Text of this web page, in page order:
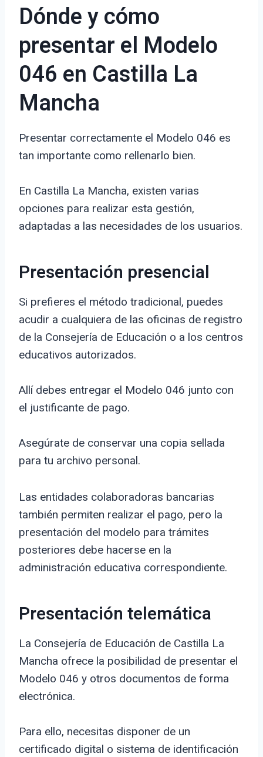
Dónde y cómo
presentar el Modelo
046 en Castilla La
Mancha
Presentar correctamente el Modelo 046 es
tan importante como rellenarlo bien.
En Castilla La Mancha, existen varias
opciones para realizar esta gestión,
adaptadas a las necesidades de los usuarios.
Presentación presencial
Si prefieres el método tradicional, puedes
acudir a cualquiera de las oficinas de registro
de la Consejería de Educación o a los centros
educativos autorizados.
Allí debes entregar el Modelo 046 junto con
el justificante de pago.
Asegúrate de conservar una copia sellada
para tu archivo personal.
Las entidades colaboradoras bancarias
también permiten realizar el pago, pero la
presentación del modelo para trámites
posteriores debe hacerse en la
administración educativa correspondiente.
Presentación telemática
La Consejería de Educación de Castilla La
Mancha ofrece la posibilidad de presentar el
Modelo 046 y otros documentos de forma
electrónica.
Para ello, necesitas disponer de un
certificado digital o sistema de identificación